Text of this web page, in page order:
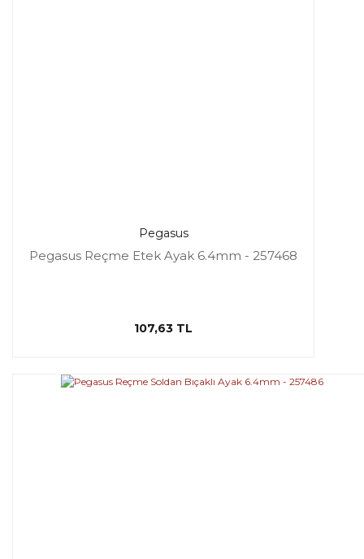
Pegasus
Pegasus Reçme Etek Ayak 6.4mm - 257468
107,63 TL